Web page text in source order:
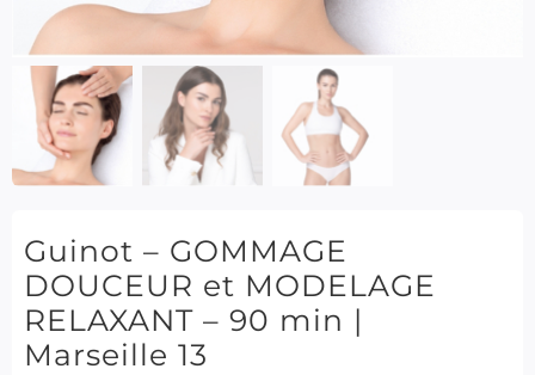
Guinot – GOMMAGE
DOUCEUR et MODELAGE
RELAXANT – 90 min |
Marseille 13